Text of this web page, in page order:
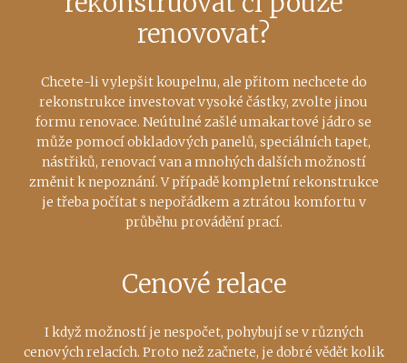
renovovat?
Chcete-li vylepšit koupelnu, ale přitom nechcete do
rekonstrukce investovat vysoké částky, zvolte jinou
formu renovace. Neútulné zašlé umakartové jádro se
může pomocí obkladových panelů, speciálních tapet,
nástřiků, renovací van a mnohých dalších možností
změnit k nepoznání. V případě kompletní rekonstrukce
je třeba počítat s nepořádkem a ztrátou komfortu v
průběhu provádění prací.
Cenové relace
I když možností je nespočet, pohybují se v různých
cenových relacích. Proto než začnete, je dobré vědět kolik